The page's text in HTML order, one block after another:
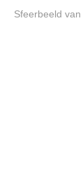
Sfeerbeeld